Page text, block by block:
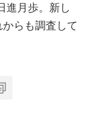
進月歩。新し
らも調査して